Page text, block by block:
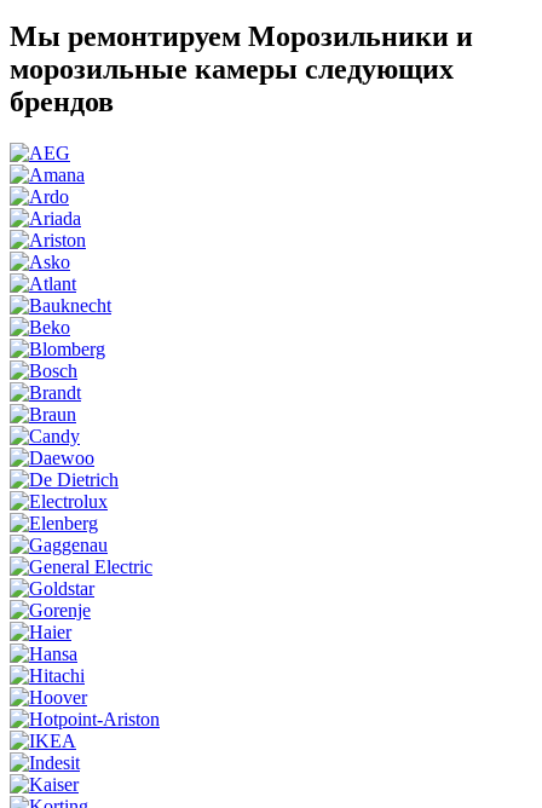
Мы ремонтируем Морозильники и
морозильные камеры следующих
брендов